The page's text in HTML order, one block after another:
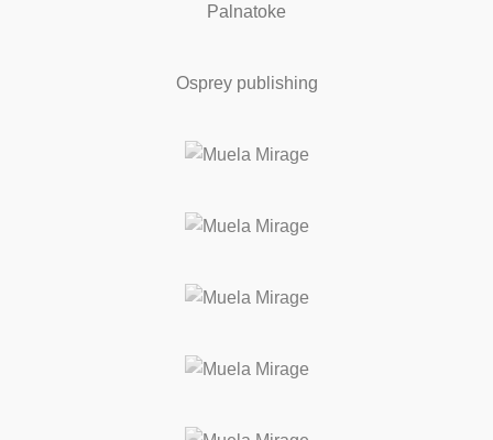
Palnatoke
Osprey publishing